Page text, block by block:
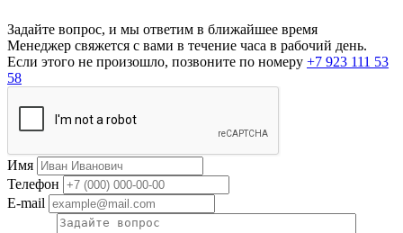
Задайте вопрос, и мы ответим в ближайшее время
Менеджер свяжется с вами в течение часа в рабочий день.
Если этого не произошло, позвоните по номеру +7 923 111 53
58
Имя
Телефон
E-mail